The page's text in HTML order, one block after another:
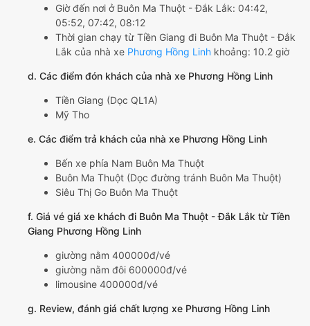
Giờ đến nơi ở Buôn Ma Thuột - Đắk Lắk: 04:42,
05:52, 07:42, 08:12
Thời gian chạy từ Tiền Giang đi Buôn Ma Thuột - Đắk
Lắk của nhà xe Phương Hồng Linh khoảng: 10.2 giờ
d. Các điểm đón khách của nhà xe Phương Hồng Linh
Tiền Giang (Dọc QL1A)
Mỹ Tho
e. Các điểm trả khách của nhà xe Phương Hồng Linh
Bến xe phía Nam Buôn Ma Thuột
Buôn Ma Thuột (Dọc đường tránh Buôn Ma Thuột)
Siêu Thị Go Buôn Ma Thuột
f. Giá vé giá xe khách đi Buôn Ma Thuột - Đắk Lắk từ Tiền
Giang Phương Hồng Linh
giường nằm 400000đ/vé
giường nằm đôi 600000đ/vé
limousine 400000đ/vé
g. Review, đánh giá chất lượng xe Phương Hồng Linh